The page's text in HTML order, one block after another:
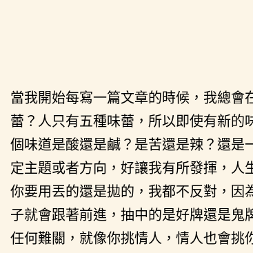
當我開始每寫一篇文章的時候，我總
蕾？人只有五種味蕾，所以即使有新
個味道是酸還是鹹？是苦還是辣？還是
定主題或者方向，好讓我有所發揮，人
你要用丟的還是拋的，我都不反對，
子就會跟著前進，抽中的是好牌還是
任何難關，就像你挑情人，情人也會挑